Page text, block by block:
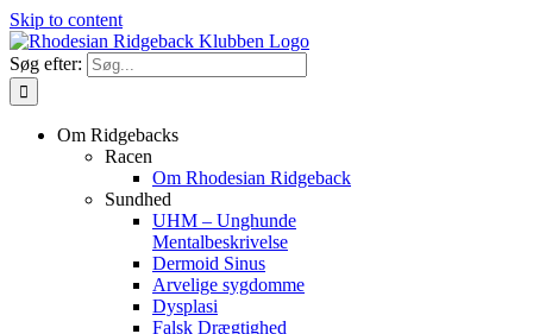
Skip to content
Søg efter:
Om Ridgebacks
Racen
Om Rhodesian Ridgeback
Sundhed
UHM – Unghunde
Mentalbeskrivelse
Dermoid Sinus
Arvelige sygdomme
Dysplasi
Falsk Drægtighed